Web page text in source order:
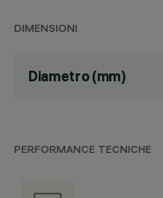
DIMENSIONI
Diametro (mm)
PERFORMANCE TECNICHE